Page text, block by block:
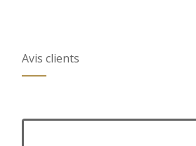
Avis clients